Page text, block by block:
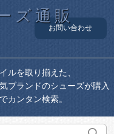
ズ通販
お問い合わせ
ルを取り揃えた、
ブランドのシューズが購入
カンタン検索。